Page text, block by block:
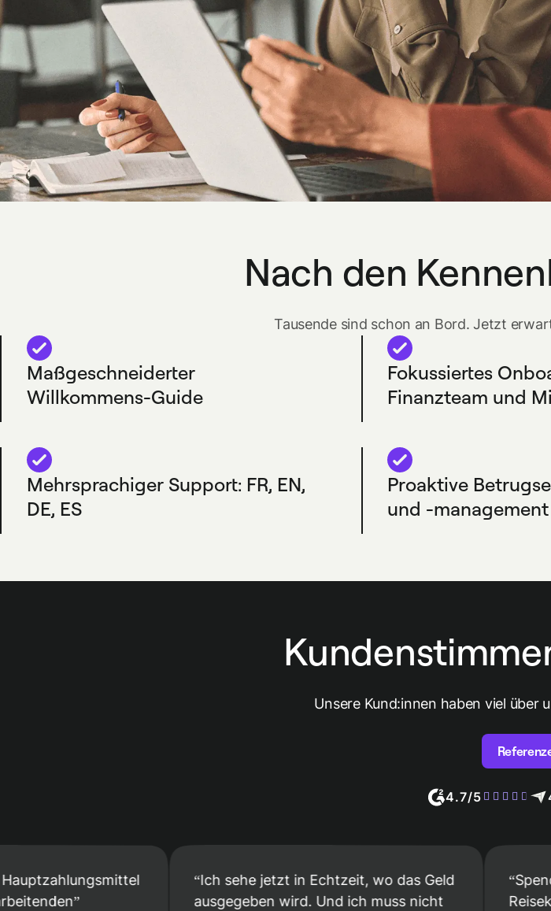
Nach den
Tausende sind schon an Bord. Jetzt
Maßgeschneiderter
Willkommens-Guide
Fokussiertes
Finanzteam und
Mehrsprachiger Support: FR, EN,
DE, ES
Proaktive
und -management
Unsere Kund:innen haben viel über
4.7/5
Ich sehe jetzt in Echtzeit, wo das Geld
ausgegeben wird. Und ich muss nicht
Spendesk